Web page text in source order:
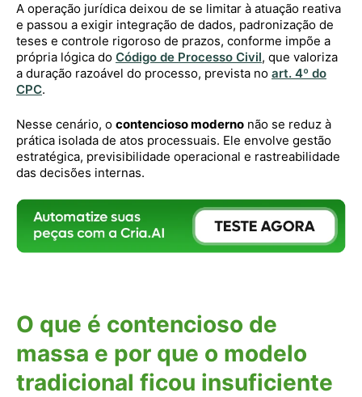
A operação jurídica deixou de se limitar à atuação reativa
e passou a exigir integração de dados, padronização de
teses e controle rigoroso de prazos, conforme impõe a
própria lógica do Código de Processo Civil, que valoriza
a duração razoável do processo, prevista no art. 4º do
CPC.
Nesse cenário, o contencioso moderno não se reduz à
prática isolada de atos processuais. Ele envolve gestão
estratégica, previsibilidade operacional e rastreabilidade
das decisões internas.
O que é contencioso de
massa e por que o modelo
tradicional ficou insuficiente